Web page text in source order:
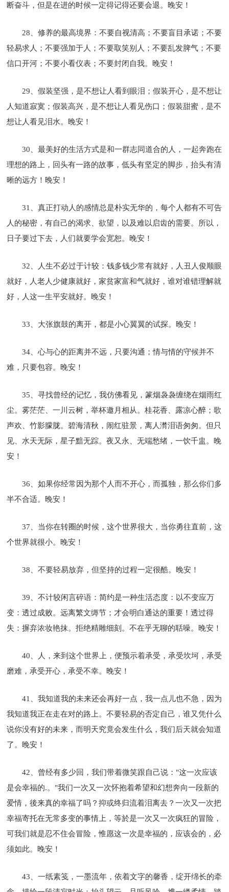
断奋斗，但是在进的时候一定得记得还要会退。晚安！
28、修养的最高境界：不要自视清高；不要盲目承诺；不要
轻易求人；不要强加于人；不要取笑别人；不要乱发脾气；不要
信口开河；不要小看仪表；不要封闭自我。晚安！
29、假装坚强，是不想让人看到眼泪；假装开心，是不想让
人知道寂寞；假装高兴，是不想让人看见伤口；假装甜蜜，是不
想让人看见泪水。晚安！
30、最美好的生活方式是和一群志同道合的人，一起奔跑在
理想的路上，回头有一路的故事，低头有坚定的脚步，抬头有清
晰的远方！晚安！
31、真正打动人的感情总是朴实无华的，每个人都有不可告
人的秘密，有自己的渴求、欲望，以及难以启齿的需要。所以，
日子要过下去，人们就要学会宽恕。晚安！
32、人生不必过于计较：钱多钱少常有就好，人丑人俊顺眼
就好，人老人少健康就好，家贫家富和气就好，谁对谁错理解就
好，人这一生平安就好。晚安！
33、大张旗鼓的离开，都是小心翼翼的试探。晚安！
34、心与心的距离并不远，只要沟通；情与情的守候并不
难，只要包容。晚安！
35、寻找曾经的记忆，我仿佛看见，篆烟袅袅缠绕在烟雨红
尘。雾茫茫、一川云树，举杯邀月相从。桂花香、露凉心醉；歌
声欢、竹影朦胧。碧海清秋，闹红驻景，离人潸泪语匆匆。但只
见、水天无际，星子黯无踪。夜又永、无端愁绪，一饮千盅。晚
安！
36、如果你经常因为那个人而不开心，而孤独，那么你们多
半不合适。晚安！
37、当你在转圈的时候，这个世界很大，当你勇往直前，这
个世界就很小。晚安！
38、不要轻易放弃，但坚持的过程一定很酷。晚安！
39、不计较闲言碎语：简约是一种生活态度：以不变应万
变：透过成败。远离繁文缛节；才会明白通达的重要！透过得
失：摒弃浓妆艳抹。拒绝精雕细刻。不在乎无聊的聒噪。晚安！
40、人，来到这个世界上，便预示着承受，承受坎坷，承受
磨难，承受开心，承受不幸。晚安！
41、我知道我的未来还会再好一点，我一点儿也不急，因为
我知道我正在走在对的路上。不要轻易的否定自己，谁又凭什么
说你没有好的未来，而明天究竟会发生什么，我们后天就会知道
了。晚安！
42、曾经有多少回，我们带着微笑跟自己说："这一次应该
是会幸福的.。"我们一次又一次怀抱着希望和幻想奔向一段新的
爱情，後来真的幸福了吗？抑或终归流着泪离去？一次又一次把
幸福寄托在无常多变的事情上，等於是一次又一次疯狂的冒险，
可我们就是忍不住会冒险，惟愿这一次是幸福的，应该会的，必
须如此。晚安！
43、一纸素笺，一墨流年，依着文字的馨香，绽开绵长的牵